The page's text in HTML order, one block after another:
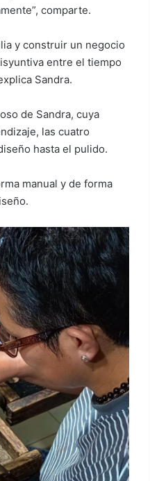
comparte.
y construir un negocio
entre el tiempo
Sandra.
de Sandra, cuya
las cuatro
hasta el pulido.
manual y de forma